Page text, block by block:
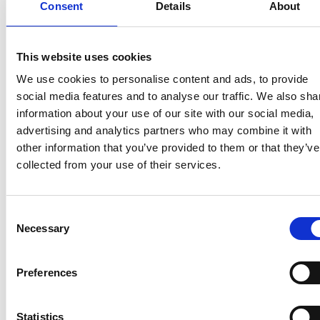
Consent Details About
This website uses cookies
We use cookies to personalise content and ads, to provide
social media features and to analyse our traffic. We also
information about your use of our site with our social media,
advertising and analytics partners who may combine it with
other information that you’ve provided to them or that they’ve
collected from your use of their services.
Selection
Necessary
Preferences
Statistics
V případě osob vykonávajících práci na základě dohody
kompenzačního bonusu 500,- Kč za každý kalendářní
den bonusového období.
Způsob podání
žádosti: https://ouc.financnisprava.cz/kb2021/form/
Více
bonus-pro-osvc-dpp-dpc-spolecniky-malych-sro-
COVID – Veletrhy/kongresy – od 6. dubna 2021 do 14.